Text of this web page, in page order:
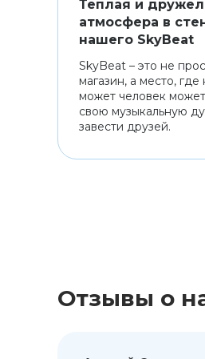
Теплая и
атмосфера в
нашего SkyBeat
SkyBeat – это не
магазин, а место,
может человек
свою музыкальную
завести друзей.
Отзывы о